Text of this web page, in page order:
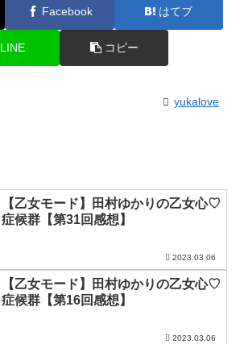
Facebook はてブ
LINE コピー
yukalove
【乙女モード】田村ゆかりの乙女心♡
症候群【第31回感想】
2023.03.06
【乙女モード】田村ゆかりの乙女心♡
症候群【第16回感想】
2023.03.06